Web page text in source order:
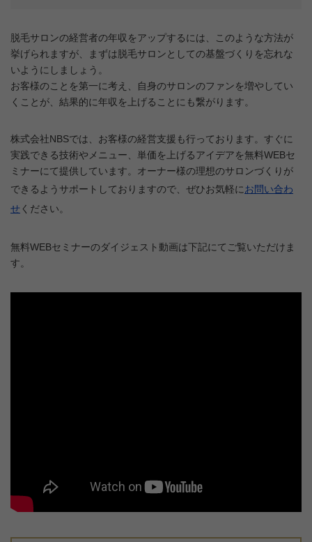
脱毛サロンの経営者の年収をアップするには、このような方法が
挙げられますが、まずは脱毛サロンとしての基盤づくりを忘れな
いようにしましょう。
お客様のことを第一に考え、自身のサロンのファンを増やしてい
くことが、結果的に年収を上げることにも繋がります。
株式会社NBSでは、お客様の経営支援も行っております。すぐに
実践できる技術やメニュー、単価を上げるアイデアを無料WEBセ
ミナーにて提供しています。オーナー様の理想のサロンづくりが
できるようサポートしておりますので、ぜひお気軽にお問い合わ
せ ください。
無料WEBセミナーのダイジェスト動画は下記にてご覧いただけま
す。